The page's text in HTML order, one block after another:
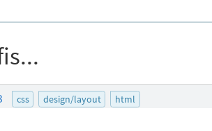
css design/layout html